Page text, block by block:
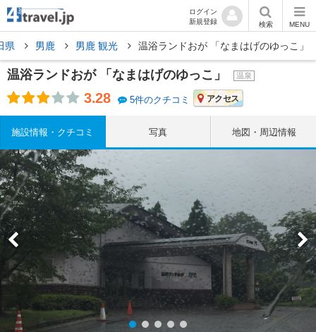
ログイン
新規登録
検索 MENU
県 男鹿 男鹿 観光 温浴ランドおが 「なまはげのゆっこ」
温浴ランドおが 「なまはげのゆっこ」 温泉
3.28 5件のクチコミ アクセス
施設情報・クチコミ 写真 地図・周辺情報